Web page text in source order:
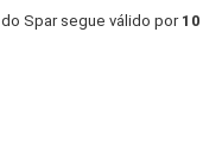
do Spar segue válido por 10